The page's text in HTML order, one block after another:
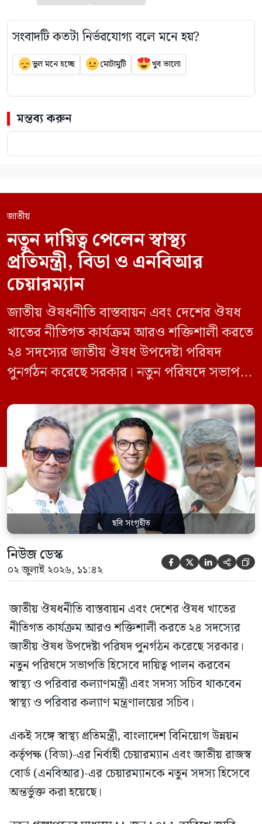
সংবাদটি কতটা নির্ভরযোগ্য বলে মনে হয়?
ভুল মনে হচ্ছে মোটামুটি খুব ভালো
মন্তব্য করুন
জাতীয়
নতুন দায়িত্ব পেলেন স্বাস্থ্য
প্রতিমন্ত্রী, বিডা ও এনবিআর
চেয়ারম্যান
জাতীয় ঔষধনীতি বাস্তবায়ন এবং দেশের ঔষধ
খাতের নীতিগত কার্যক্রম আরও শক্তিশালী করতে
২৪ সদস্যের জাতীয় ঔষধ উপদেষ্টা পরিষদ
পুনর্গঠন করেছে সরকার। নতুন পরিষদে সভাপতি
কল্যাণমন্ত্রী এবং সদস্য সচিব থাকবেন স্বাস্থ্য ও
পরিবার কল্যাণ মন্ত্রণালয়ের সচিব। একই সঙ্গে
স্বাস্থ্য প্রতিমন্ত্রী, বাংলাদেশ বিনিয়োগ উন্নয়ন
কর্তৃপক্ষ (বিডা)-এর নির্বাহী চেয়ারম্যান এবং
জাতীয় […]
ছবি সংগৃহীত
নিউজ ডেস্ক
০২ জুলাই ২০২৬, ১১:৪২     
জাতীয় ঔষধনীতি বাস্তবায়ন এবং দেশের ঔষধ খাতের
নীতিগত কার্যক্রম আরও শক্তিশালী করতে ২৪ সদস্যের
জাতীয় ঔষধ উপদেষ্টা পরিষদ পুনর্গঠন করেছে সরকার।
নতুন পরিষদে সভাপতি হিসেবে দায়িত্ব পালন করবেন
স্বাস্থ্য ও পরিবার কল্যাণমন্ত্রী এবং সদস্য সচিব থাকবেন
স্বাস্থ্য ও পরিবার কল্যাণ মন্ত্রণালয়ের সচিব।
একই সঙ্গে স্বাস্থ্য প্রতিমন্ত্রী, বাংলাদেশ বিনিয়োগ উন্নয়ন
কর্তৃপক্ষ (বিডা)-এর নির্বাহী চেয়ারম্যান এবং জাতীয় রাজস্ব
বোর্ড (এনবিআর)-এর চেয়ারম্যানকে নতুন সদস্য হিসেবে
অন্তর্ভুক্ত করা হয়েছে।